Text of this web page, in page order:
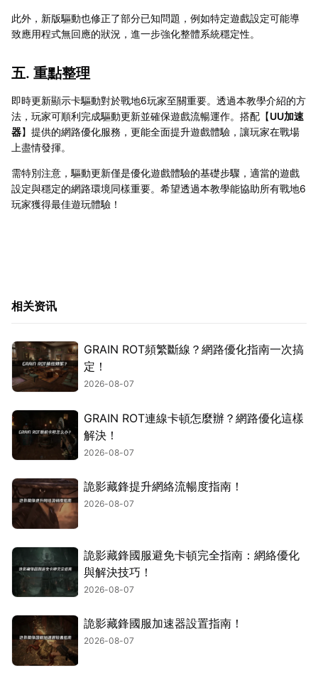
此外，新版驅動也修正了部分已知問題，例如特定遊戲設定可能導
致應用程式無回應的狀況，進一步強化整體系統穩定性。
五. 重點整理
即時更新顯示卡驅動對於戰地6玩家至關重要。透過本教學介紹的方
法，玩家可順利完成驅動更新並確保遊戲流暢運作。搭配【UU加速
器】提供的網路優化服務，更能全面提升遊戲體驗，讓玩家在戰場
上盡情發揮。
需特別注意，驅動更新僅是優化遊戲體驗的基礎步驟，適當的遊戲
設定與穩定的網路環境同樣重要。希望透過本教學能協助所有戰地6
玩家獲得最佳遊玩體驗！
相关资讯
GRAIN ROT頻繁斷線？網路優化指南一次搞
定！
2026-08-07
GRAIN ROT連線卡頓怎麼辦？網路優化這樣
解決！
2026-08-07
詭影藏鋒提升網絡流暢度指南！
2026-08-07
詭影藏鋒國服避免卡頓完全指南：網絡優化
與解決技巧！
2026-08-07
詭影藏鋒國服加速器設置指南！
2026-08-07